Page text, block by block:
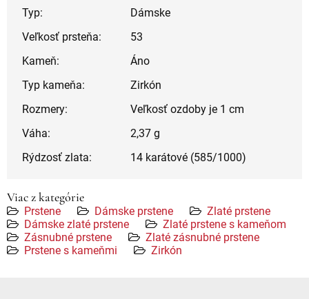
Typ:
Dámske
Veľkosť prsteňa:
53
Kameň:
Áno
Typ kameňa:
Zirkón
Rozmery:
Veľkosť ozdoby je 1 cm
Váha:
2,37 g
Rýdzosť zlata:
14 karátové (585/1000)
Viac z kategórie
Prstene Dámske prstene
Zlaté prstene
Dámske zlaté prstene
Zlaté prstene s kameňom
Zásnubné prstene
Zlaté zásnubné prstene
Prstene s kameňmi
Zirkón